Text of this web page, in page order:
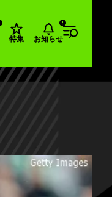
特集 お知らせ